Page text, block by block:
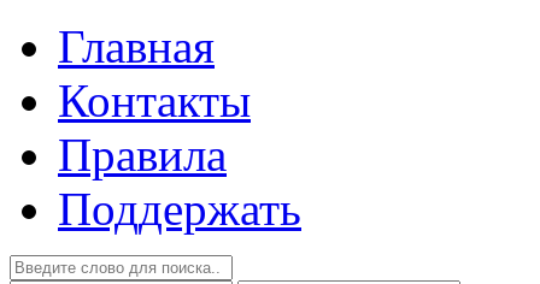
Главная
Контакты
Правила
Поддержать